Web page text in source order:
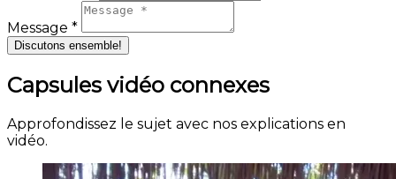
Message *
Discutons ensemble!
Capsules vidéo connexes
Approfondissez le sujet avec nos explications en
vidéo.